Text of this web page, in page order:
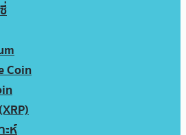
Coin
ะห์